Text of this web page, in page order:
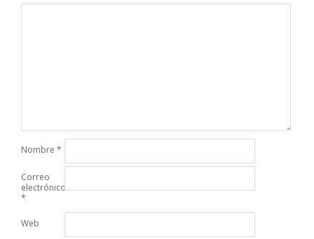
Nombre *
Correo
electrónico
*
Web